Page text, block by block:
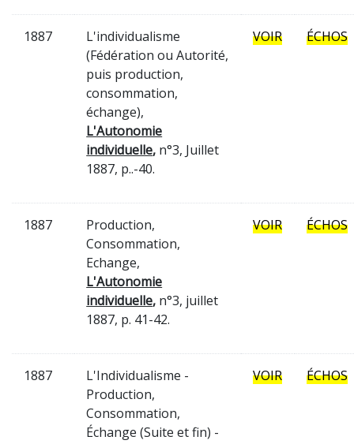
1887
L'individualisme
(Fédération ou Autorité,
puis production,
consommation,
échange),
L'Autonomie
individuelle, n°3, Juillet
1887, p..-40.
VOIR ÉCHOS
1887
Production,
Consommation,
Echange,
L'Autonomie
individuelle, n°3, juillet
1887, p. 41-42.
VOIR ÉCHOS
1887
L'Individualisme -
Production,
Consommation,
Échange (Suite et fin) -
VOIR ÉCHOS